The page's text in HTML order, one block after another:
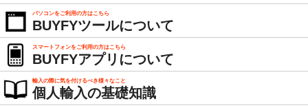
パソコンをご利用の方はこちら
BUYFYツールについて
スマートフォンをご利用の方はこちら
BUYFYアプリについて
輸入の際に気を付けるべき様々なこと
個人輸入の基礎知識